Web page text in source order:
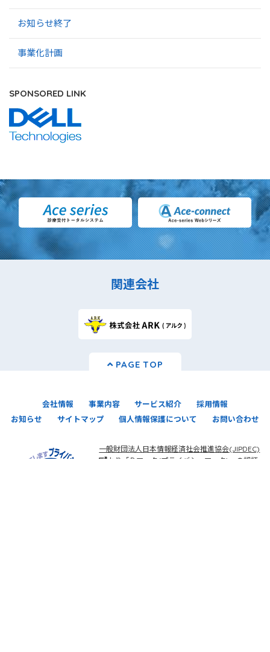
お知らせ終了
事業化計画
SPONSORED LINK
関連会社
会社情報 事業内容 サービス紹介
採用情報
お知らせ
サイトマップ 個人情報保護について お問い合わせ
一般財団法人日本情報経済社会推進協会(JIPDEC)
より「Ｐマーク(プライバシーマーク)」の認証
PAGE TOP